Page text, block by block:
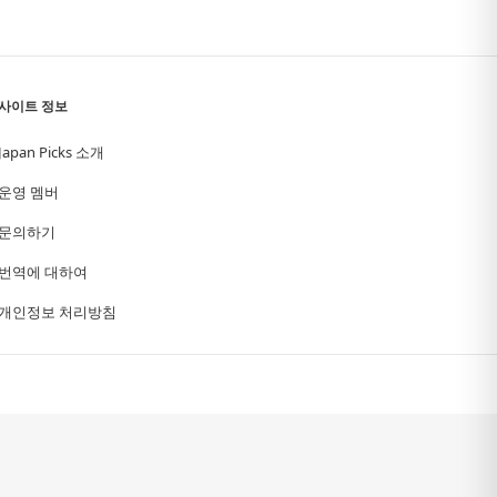
이트 정보
Picks 소개
영 멤버
의하기
역에 대하여
인정보 처리방침